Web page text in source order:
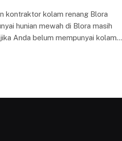
kontraktor kolam renang Blora
hunian mewah di Blora masih
Anda belum mempunyai kolam…